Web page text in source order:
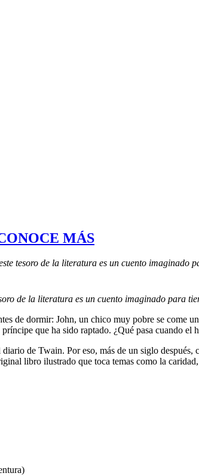
MÁS
tesoro de la literatura es un cuento imaginado
de la literatura es un cuento imaginado para
de dormir: John, un chico muy pobre se come
que ha sido raptado. ¿Qué pasa cuando
de Twain. Por eso, más de un siglo después,
libro ilustrado que toca temas como la